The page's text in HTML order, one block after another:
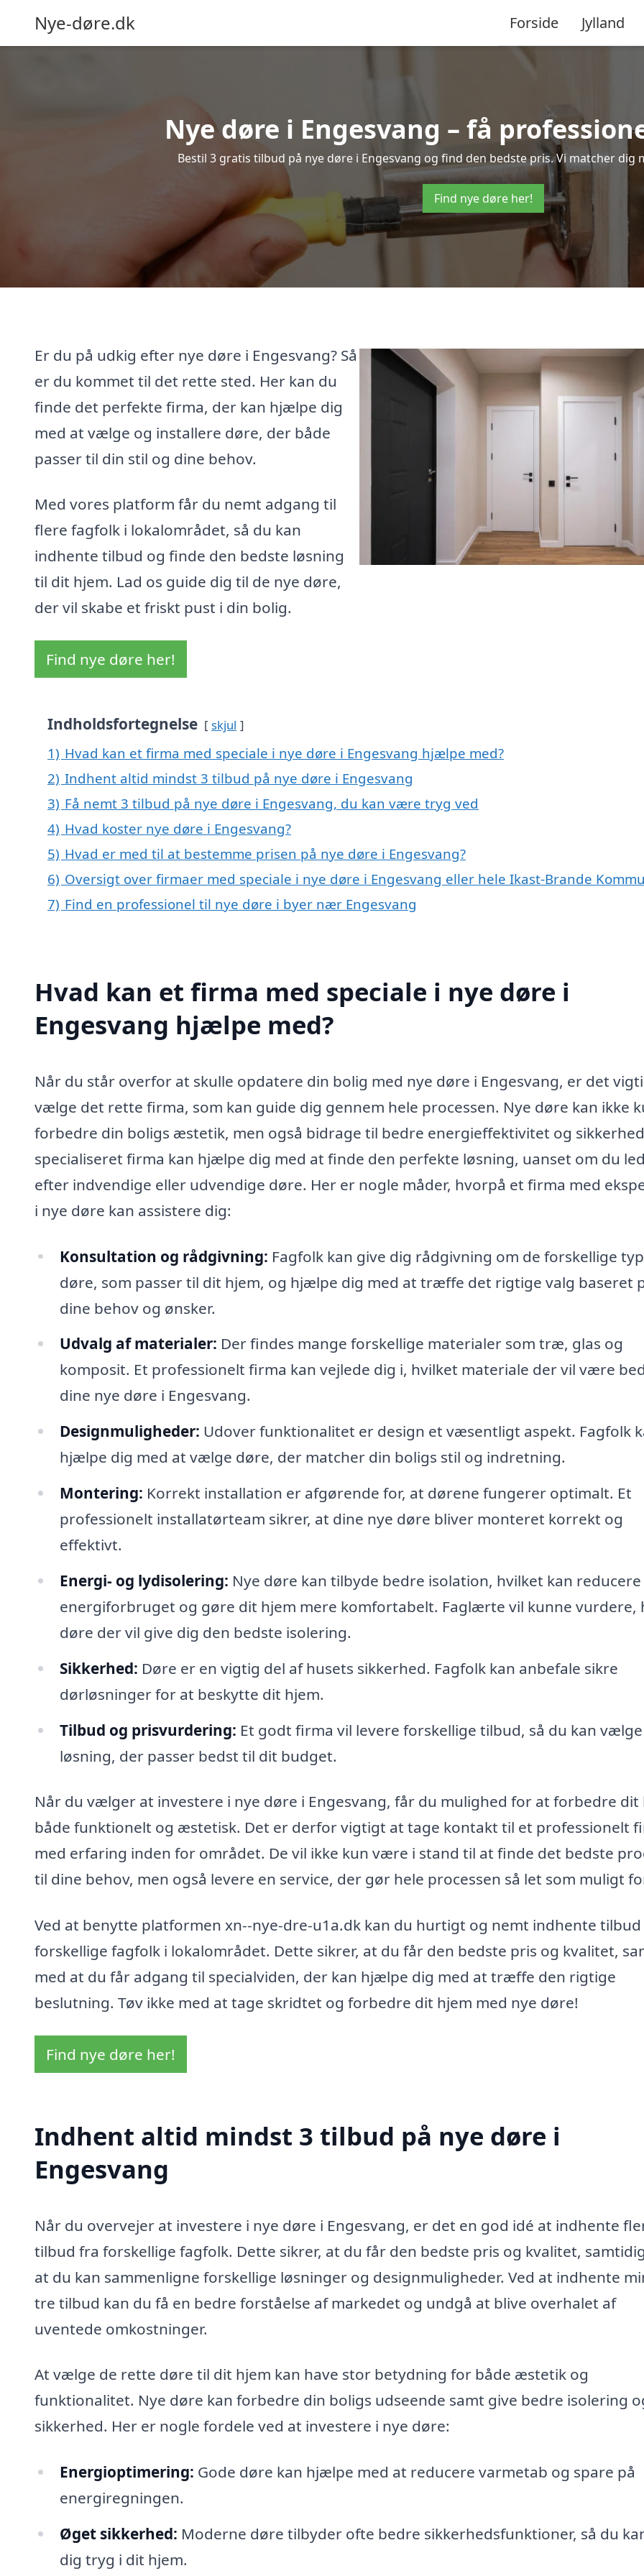
Nye-døre.dk Forside Jylland
Nye døre i Engesvang – få
Bestil 3 gratis tilbud på nye døre i Engesvang og find den bedste pris. Vi matcher dig
Find nye døre her!
Er du på udkig efter nye døre i Engesvang? Så
er du kommet til det rette sted. Her kan du
finde det perfekte firma, der kan hjælpe dig
med at vælge og installere døre, der både
passer til din stil og dine behov.
Med vores platform får du nemt adgang til
flere fagfolk i lokalområdet, så du kan
indhente tilbud og finde den bedste løsning
til dit hjem. Lad os guide dig til de nye døre,
der vil skabe et friskt pust i din bolig.
Find nye døre her!
Indholdsfortegnelse skjul
1) Hvad kan et firma med speciale i nye døre i Engesvang hjælpe med?
2) Indhent altid mindst 3 tilbud på nye døre i Engesvang
3) Få nemt 3 tilbud på nye døre i Engesvang, du kan være tryg ved
4) Hvad koster nye døre i Engesvang?
5) Hvad er med til at bestemme prisen på nye døre i Engesvang?
6) Oversigt over firmaer med speciale i nye døre i Engesvang eller hele Ikast-Brande
7) Find en professionel til nye døre i byer nær Engesvang
Hvad kan et firma med speciale i nye døre i
Engesvang hjælpe med?
Når du står overfor at skulle opdatere din bolig med nye døre i Engesvang, er det
vælge det rette firma, som kan guide dig gennem hele processen. Nye døre kan ikke
forbedre din boligs æstetik, men også bidrage til bedre energieffektivitet og
specialiseret firma kan hjælpe dig med at finde den perfekte løsning, uanset om du
efter indvendige eller udvendige døre. Her er nogle måder, hvorpå et firma med
i nye døre kan assistere dig:
Konsultation og rådgivning: Fagfolk kan give dig rådgivning om de forskellige
døre, som passer til dit hjem, og hjælpe dig med at træffe det rigtige valg baseret
dine behov og ønsker.
Udvalg af materialer: Der findes mange forskellige materialer som træ, glas og
komposit. Et professionelt firma kan vejlede dig i, hvilket materiale der vil være
dine nye døre i Engesvang.
Designmuligheder: Udover funktionalitet er design et væsentligt aspekt. Fagfolk
hjælpe dig med at vælge døre, der matcher din boligs stil og indretning.
Montering: Korrekt installation er afgørende for, at dørene fungerer optimalt. Et
professionelt installatørteam sikrer, at dine nye døre bliver monteret korrekt og
effektivt.
Energi- og lydisolering: Nye døre kan tilbyde bedre isolation, hvilket kan reducere
energiforbruget og gøre dit hjem mere komfortabelt. Faglærte vil kunne vurdere,
døre der vil give dig den bedste isolering.
Sikkerhed: Døre er en vigtig del af husets sikkerhed. Fagfolk kan anbefale sikre
dørløsninger for at beskytte dit hjem.
Tilbud og prisvurdering: Et godt firma vil levere forskellige tilbud, så du kan
løsning, der passer bedst til dit budget.
Når du vælger at investere i nye døre i Engesvang, får du mulighed for at forbedre dit
både funktionelt og æstetisk. Det er derfor vigtigt at tage kontakt til et professionelt
med erfaring inden for området. De vil ikke kun være i stand til at finde det bedste
til dine behov, men også levere en service, der gør hele processen så let som muligt
Ved at benytte platformen xn--nye-dre-u1a.dk kan du hurtigt og nemt indhente
forskellige fagfolk i lokalområdet. Dette sikrer, at du får den bedste pris og kvalitet,
med at du får adgang til specialviden, der kan hjælpe dig med at træffe den rigtige
beslutning. Tøv ikke med at tage skridtet og forbedre dit hjem med nye døre!
Find nye døre her!
Indhent altid mindst 3 tilbud på nye døre i
Engesvang
Når du overvejer at investere i nye døre i Engesvang, er det en god idé at indhente
tilbud fra forskellige fagfolk. Dette sikrer, at du får den bedste pris og kvalitet,
at du kan sammenligne forskellige løsninger og designmuligheder. Ved at indhente
tre tilbud kan du få en bedre forståelse af markedet og undgå at blive overhalet af
uventede omkostninger.
At vælge de rette døre til dit hjem kan have stor betydning for både æstetik og
funktionalitet. Nye døre kan forbedre din boligs udseende samt give bedre isolering
sikkerhed. Her er nogle fordele ved at investere i nye døre:
Energioptimering: Gode døre kan hjælpe med at reducere varmetab og spare på
energiregningen.
Øget sikkerhed: Moderne døre tilbyder ofte bedre sikkerhedsfunktioner, så du
dig tryg i dit hjem.